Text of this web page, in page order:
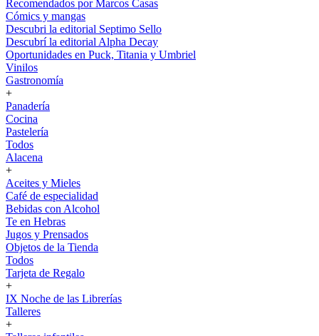
Recomendados por Marcos Casas
Cómics y mangas
Descubri la editorial Septimo Sello
Descubrí la editorial Alpha Decay
Oportunidades en Puck, Titania y Umbriel
Vinilos
Gastronomía
+
Panadería
Cocina
Pastelería
Todos
Alacena
+
Aceites y Mieles
Café de especialidad
Bebidas con Alcohol
Te en Hebras
Jugos y Prensados
Objetos de la Tienda
Todos
Tarjeta de Regalo
+
IX Noche de las Librerías
Talleres
+